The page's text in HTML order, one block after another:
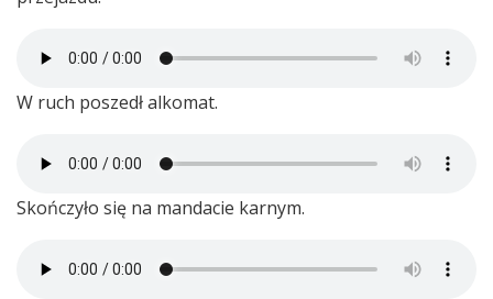
W ruch poszedł alkomat.
Skończyło się na mandacie karnym.